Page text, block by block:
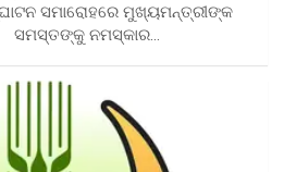
ସମାରୋହରେ ମୁଖ୍ୟମନ୍ତ୍ରୀଙ୍କ
ସମସ୍ତଙ୍କୁ ନମସ୍କାର…